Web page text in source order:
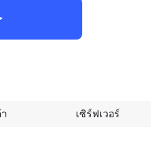
เซิร์ฟเวอร์